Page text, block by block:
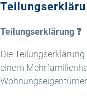
Teilungserklärung ❓
Die
einem